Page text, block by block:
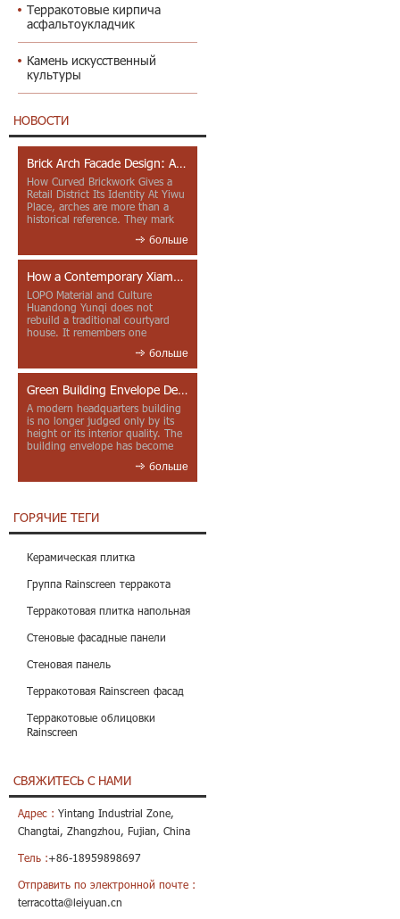
Терракотовые кирпича
асфальтоукладчик
Камень искусственный
культуры
НОВОСТИ
Brick Arch Facade Design: A Closer Look at Yiwu Place
How Curved Brickwork Gives a
Retail District Its Identity At Yiwu
Place, arches are more than a
historical reference. They mark
больше
How a Contemporary Xiamen Project Reframes Minnan Red Brick
LOPO Material and Culture
Huandong Yunqi does not
rebuild a traditional courtyard
house. It remembers one
больше
Green Building Envelope Design: Clay Sunscreen Fins for Modern Headquarters Architecture
A modern headquarters building
is no longer judged only by its
height or its interior quality. The
building envelope has become
больше
ГОРЯЧИЕ ТЕГИ
Керамическая плитка
Группа Rainscreen терракота
Терракотовая плитка напольная
Стеновые фасадные панели
Стеновая панель
Терракотовая Rainscreen фасад
Терракотовые облицовки
Rainscreen
СВЯЖИТЕСЬ С НАМИ
Адрес : Yintang Industrial Zone,
Changtai, Zhangzhou, Fujian, China
Тель :+86-18959898697
Отправить по электронной почте :
terracotta@leiyuan.cn